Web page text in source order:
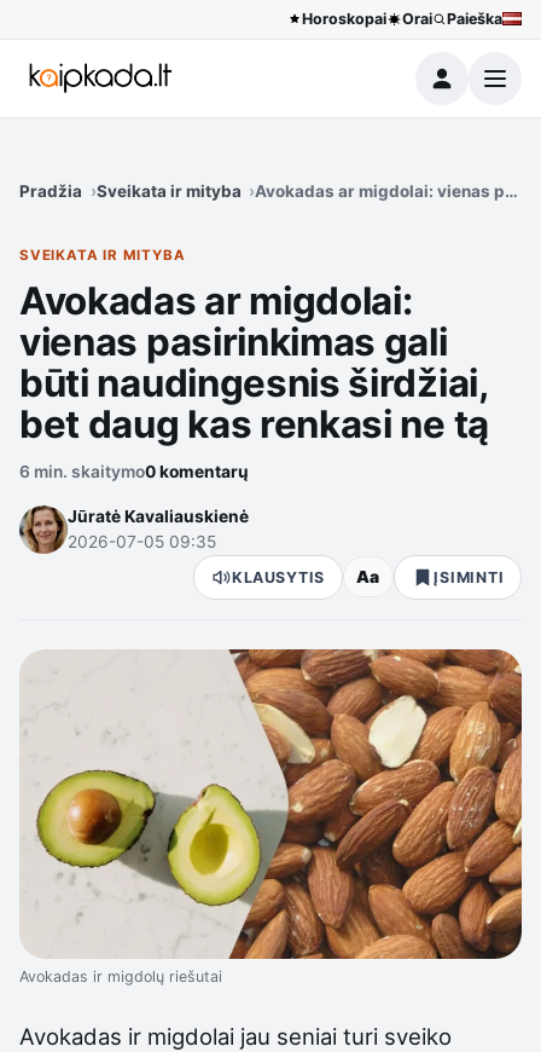
Horoskopai Orai Paieška
Meniu
Pradžia Sveikata ir mityba Avokadas ar migdolai: vienas
SVEIKATA IR MITYBA
Avokadas ar migdolai:
vienas pasirinkimas gali
būti naudingesnis širdžiai,
bet daug kas renkasi ne tą
6 min. skaitymo0 komentarų
Jūratė Kavaliauskienė
2026-07-05 09:35
KLAUSYTIS Aa ĮSIMINTI
Avokadas ir migdolų riešutai
Avokadas ir migdolai jau seniai turi sveiko